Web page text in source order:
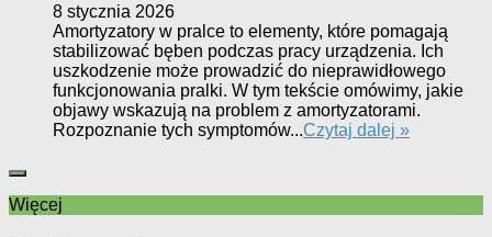
8 stycznia 2026
Amortyzatory w pralce to elementy, które pomagają
stabilizować bęben podczas pracy urządzenia. Ich
uszkodzenie może prowadzić do nieprawidłowego
funkcjonowania pralki. W tym tekście omówimy, jakie
objawy wskazują na problem z amortyzatorami.
Rozpoznanie tych symptomów...Czytaj dalej »
Więcej